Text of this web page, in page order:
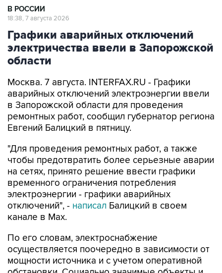
Графики аварийных отключений
электричества ввели в Запорожской
области
Москва. 7 августа. INTERFAX.RU - Графики
в Запорожской области для проведения
ремонтных работ, сообщил губернатор региона
Евгений Балицкий в пятницу.
"Для проведения ремонтных работ, а также
на сетях, принято решение ввести графики
временного ограничения потребления
электроэнергии - графики аварийных
отключений", -написалБалицкий в своем
канале в Max.
По его словам, электроснабжение
мощности источника и с учетом оперативной
обстановки. Социально значимые объекты и
критическая инфраструктура подключена к